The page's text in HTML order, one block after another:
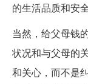
的生活品质和安全
当然，给父母钱
状况和与父母的
和关心，而不是